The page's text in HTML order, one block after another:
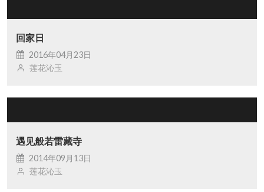
回家日
2016年04月23日
莲花沁玉
遇见般若雷藏寺
2014年09月13日
莲花沁玉